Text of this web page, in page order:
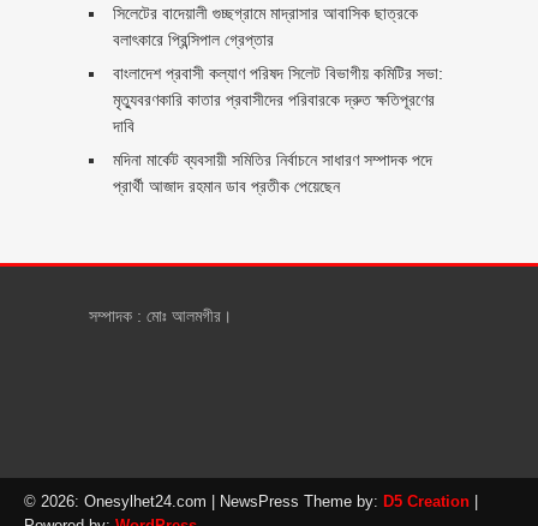
সিলেটের বাদেয়ালী গুচ্ছগ্রামে মাদ্রাসার আবাসিক ছাত্রকে
বলাৎকারে প্রিন্সিপাল গ্রেপ্তার ‎
বাংলাদেশ প্রবাসী কল্যাণ পরিষদ সিলেট বিভাগীয় কমিটির সভা:
মৃত্যুবরণকারি কাতার প্রবাসীদের পরিবারকে দ্রুত ক্ষতিপূরণের
দাবি
মদিনা মার্কেট ব্যবসায়ী সমিতির নির্বাচনে সাধারণ সম্পাদক পদে
প্রার্থী আজাদ রহমান ডাব প্রতীক পেয়েছেন ‎
সম্পাদক : মোঃ আলমগীর।
© 2026: Onesylhet24.com | NewsPress Theme by: D5 Creation